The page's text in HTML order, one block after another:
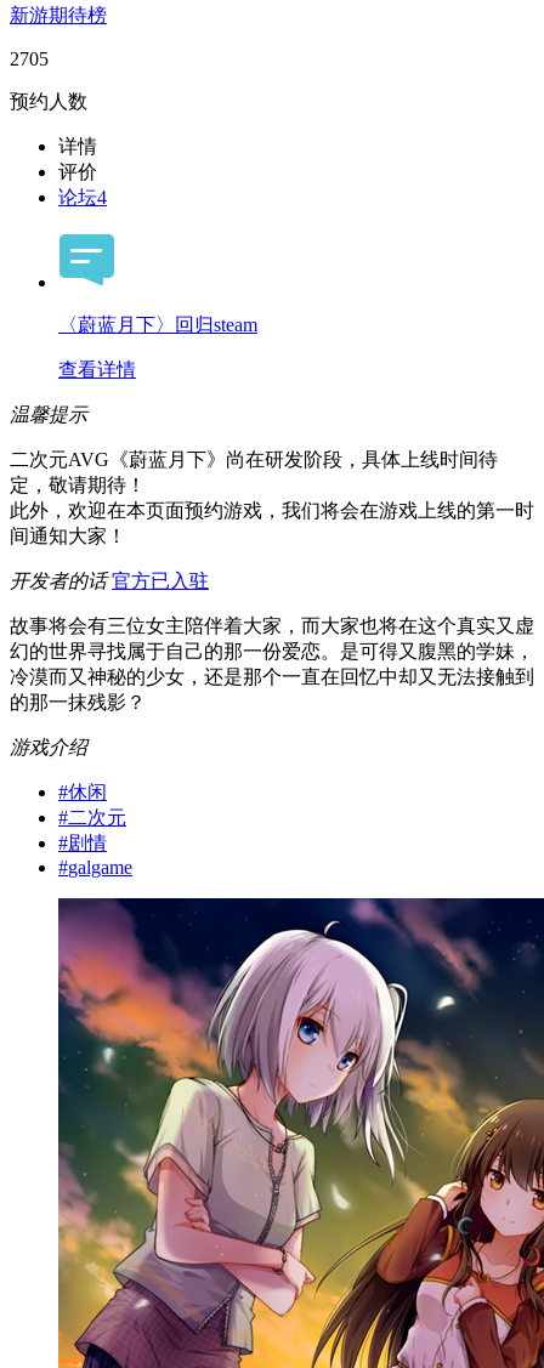
新游期待榜
2705
预约人数
详情
评价
论坛4
〈蔚蓝月下〉回归steam
查看详情
温馨提示
二次元AVG《蔚蓝月下》尚在研发阶段，具体上线时间待
定，敬请期待！
此外，欢迎在本页面预约游戏，我们将会在游戏上线的第一时
间通知大家！
开发者的话 官方已入驻
故事将会有三位女主陪伴着大家，而大家也将在这个真实又虚
幻的世界寻找属于自己的那一份爱恋。是可得又腹黑的学妹，
冷漠而又神秘的少女，还是那个一直在回忆中却又无法接触到
的那一抹残影？
游戏介绍
#休闲
#二次元
#剧情
#galgame